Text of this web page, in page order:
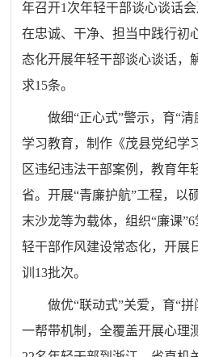
年召开1次年轻干部谈心谈话
在忠诚、干净、担当中践行初
态化开展年轻干部谈心谈话，
求15条。
做细“正心式”警示，育“
学习教育，制作《茂县党纪学
区违纪违法干部案例，教育年
省。开展“青廉护航”工程，以
末沙龙等为载体，组织“廉课
轻干部作风建设常态化，开展
训13批次。
做优“联动式”关爱，育“
一帮带机制，全覆盖开展心理